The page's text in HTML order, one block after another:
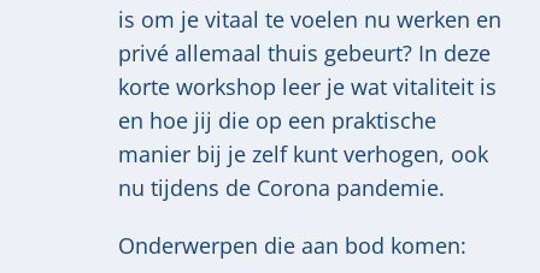
is om je vitaal te voelen nu werken en
privé allemaal thuis gebeurt? In deze
korte workshop leer je wat vitaliteit is
en hoe jij die op een praktische
manier bij je zelf kunt verhogen, ook
nu tijdens de Corona pandemie.
Onderwerpen die aan bod komen: